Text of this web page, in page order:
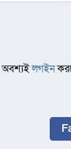
অবশ্যইলগইন